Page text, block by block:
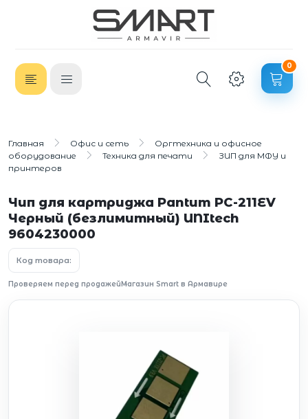
0
Главная Офис и сеть
Оргтехника и офисное
оборудование
Техника для печати
ЗИП для МФУ и
принтеров
Чип для картриджа Pantum PC-211EV
Черный (безлимитный) UNItech
9604230000
Код товара:
Проверяем перед продажейМагазин Smart в Армавире